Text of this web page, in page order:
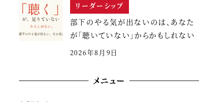
リーダーシップ
部下のやる気が出ないのは、あなた
が「聴いていない」からかもしれない
2026年8月9日
メニュー